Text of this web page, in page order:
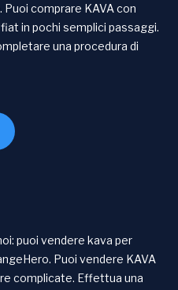
comprare KAVA con
in pochi semplici passaggi.
una procedura di
puoi vendere kava per
Puoi vendere KAVA
complicate. Effettua una